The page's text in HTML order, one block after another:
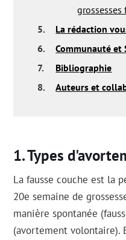
grossesses
5.
La rédaction
6.
Communauté et
7.
Bibliographie
8.
Auteurs et
Types
La fausse couche est la
20e semaine de
manière spontanée
(avortement volontaire).